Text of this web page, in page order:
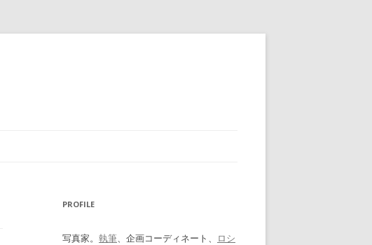
PROFILE
写真家。 執筆、企画コーディネート、
ロシ